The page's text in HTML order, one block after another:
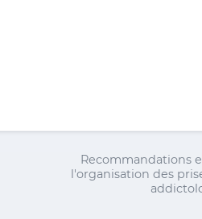
Recommandations
l'organisation des